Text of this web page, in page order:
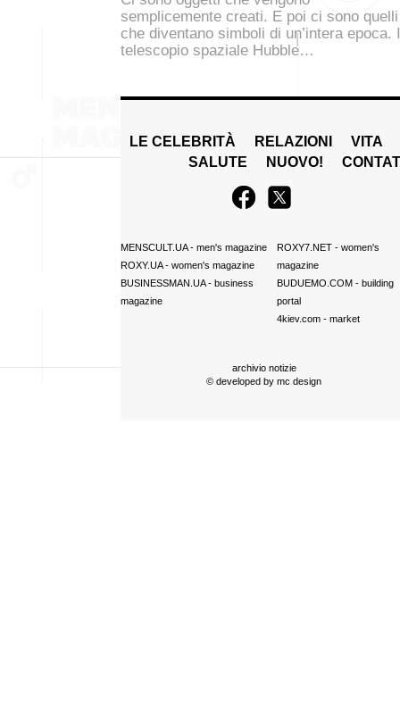
semplicemente creati. E poi ci sono quelli
che diventano simboli di un’intera epoca.
telescopio spaziale Hubble…
LE CELEBRITÀ RELAZIONI
VITA
SALUTE
NUOVO!
MENSCULT.UA- men's magazine
ROXY.UA- women's magazine
BUSINESSMAN.UA- business
magazine
ROXY7.NET- women's
magazine
BUDUEMO.COM- building
portal
4kiev.com- market
archivio notizie
© developed by mc design